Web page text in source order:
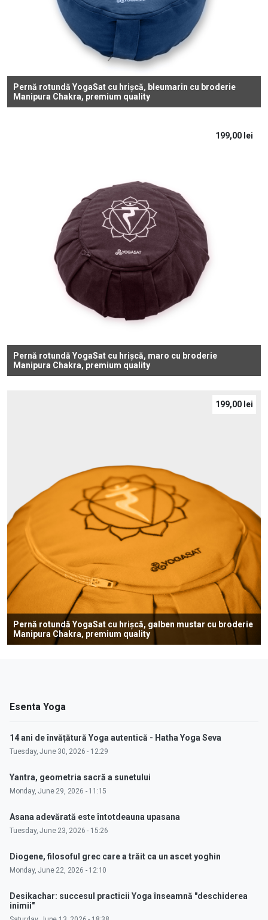
Pernă rotundă YogaSat cu hrișcă, bleumarin cu broderie
Manipura Chakra, premium quality
Pernă rotundă YogaSat cu hrișcă, maro cu broderie
Manipura Chakra, premium quality
199,00 lei
Pernă rotundă YogaSat cu hrișcă, galben mustar cu broderie
Manipura Chakra, premium quality
199,00 lei
Esenta Yoga
14 ani de învățătură Yoga autentică - Hatha Yoga Seva
Tuesday, June 30, 2026 - 12:29
Yantra, geometria sacră a sunetului
Monday, June 29, 2026 - 11:15
Asana adevărată este întotdeauna upasana
Tuesday, June 23, 2026 - 15:26
Diogene, filosoful grec care a trăit ca un ascet yoghin
Monday, June 22, 2026 - 12:10
Desikachar: succesul practicii Yoga înseamnă "deschiderea
inimii"